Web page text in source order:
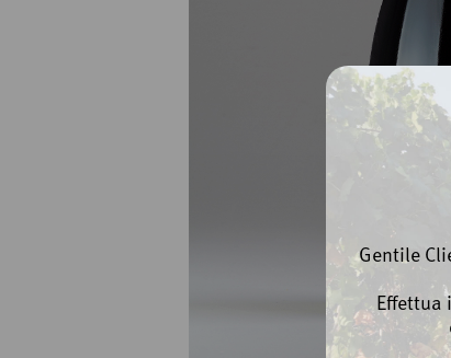
Gentile
Effettua